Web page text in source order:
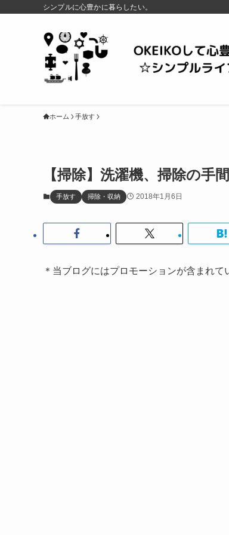
シンプルに心豊かに暮らしたい。
ホーム 手放す
【掃除】洗濯機、掃除の手
手放す 掃除・収納 2018年1月6日
＊当ブログにはプロモーションが含まれて